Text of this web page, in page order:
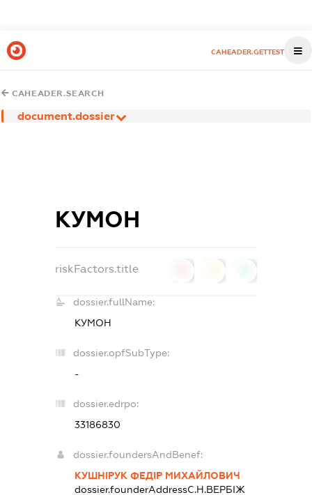
CAHEADER.GETTEST
CAHEADER.SEARCH
document.dossier
КУМОН
riskFactors.title
dossier.fullName:
КУМОН
dossier.opfSubType:
-
dossier.edrpo:
33186830
dossier.foundersAndBenef:
КУШНІРУК ФЕДІР МИХАЙЛОВИЧ
dossier.founderAddressС.Н.ВЕРБІЖ